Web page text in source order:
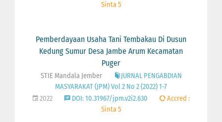
Sinta 5
Pemberdayaan Usaha Tani Tembakau Di Dusun
Kedung Sumur Desa Jambe Arum Kecamatan
Puger
STIE Mandala Jember
JURNAL PENGABDIAN
MASYARAKAT (JPM) Vol 2 No 2 (2022) 1-7
2022
DOI: 10.31967/jpm.v2i2.630
Accred :
Sinta 5